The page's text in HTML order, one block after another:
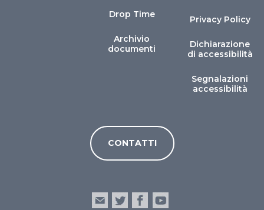
Drop Time
Archivio
documenti
Privacy Policy
Dichiarazione
di accessibilità
Segnalazioni
accessibilità
CONTATTI